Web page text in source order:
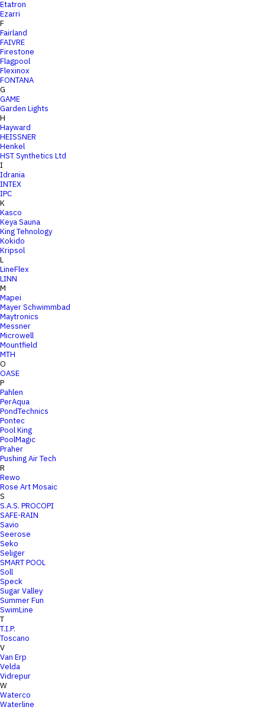
Etatron
Ezarri
F
Fairland
FAIVRE
Firestone
Flagpool
Flexinox
FONTANA
G
GAME
Garden Lights
H
Hayward
HEISSNER
Henkel
HST Synthetics Ltd
I
Idrania
INTEX
IPC
K
Kasco
Keya Sauna
King Tehnology
Kokido
Kripsol
L
LineFlex
LINN
M
Mapei
Mayer Schwimmbad
Maytronics
Messner
Microwell
Mountfield
MTH
O
OASE
P
Pahlen
PerAqua
PondTechnics
Pontec
Pool King
PoolMagic
Praher
Pushing Air Tech
R
Rewo
Rose Art Mosaic
S
S.A.S. PROCOPI
SAFE-RAIN
Savio
Seerose
Seko
Seliger
SMART POOL
Soll
Speck
Sugar Valley
Summer Fun
SwimLine
T
T.I.P.
Toscano
V
Van Erp
Velda
Vidrepur
W
Waterco
Waterline